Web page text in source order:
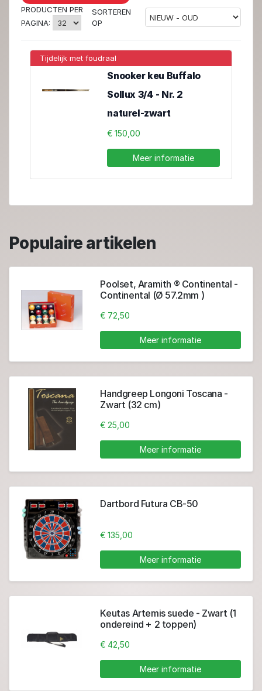
PRODUCTEN PER
PAGINA:
SORTEREN
OP
Tijdelijk met foudraal
Snooker keu Buffalo
Sollux 3/4 - Nr. 2
naturel-zwart
€ 150,00
Meer informatie
Populaire artikelen
Poolset, Aramith ® Continental -
Continental (Ø 57.2mm )
€ 72,50
Meer informatie
Handgreep Longoni Toscana -
Zwart (32 cm)
€ 25,00
Meer informatie
Dartbord Futura CB-50
€ 135,00
Meer informatie
Keutas Artemis suede - Zwart (1
ondereind + 2 toppen)
€ 42,50
Meer informatie